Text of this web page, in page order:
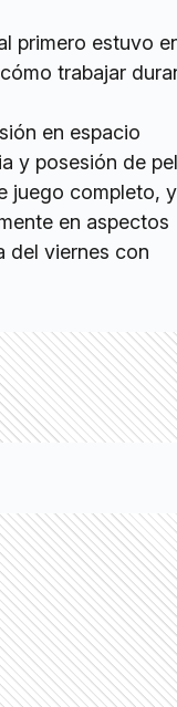
primero estuvo
trabajar
en espacio
y posesión de
juego completo, y
en aspectos
del viernes con